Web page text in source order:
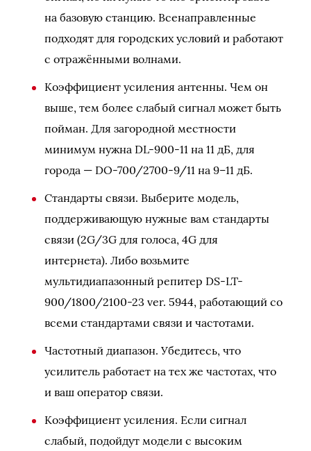
на базовую станцию. Всенаправленные
подходят для городских условий и работают
с отражёнными волнами.
Коэффициент усиления антенны. Чем он
выше, тем более слабый сигнал может быть
пойман. Для загородной местности
минимум нужна DL-900-11 на 11 дБ, для
города — DO-700/2700-9/11 на 9–11 дБ.
Стандарты связи. Выберите модель,
поддерживающую нужные вам стандарты
связи (2G/3G для голоса, 4G для
интернета). Либо возьмите
мультидиапазонный репитер DS-LT-
900/1800/2100-23 ver. 5944, работающий со
всеми стандартами связи и частотами.
Частотный диапазон. Убедитесь, что
усилитель работает на тех же частотах, что
и ваш оператор связи.
Коэффициент усиления. Если сигнал
слабый, подойдут модели с высоким